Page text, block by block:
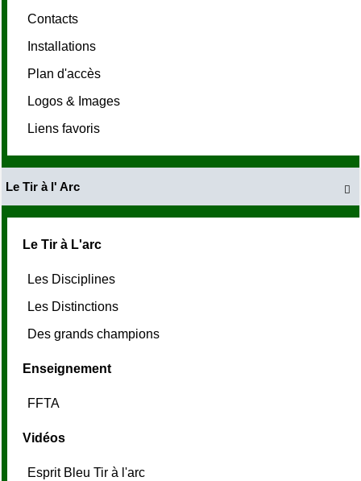
Contacts
Installations
Plan d'accès
Logos & Images
Liens favoris

Le Tir à l' Arc
Le Tir à L'arc
Les Disciplines
Les Distinctions
Des grands champions
Enseignement
FFTA
Vidéos
Esprit Bleu Tir à l'arc